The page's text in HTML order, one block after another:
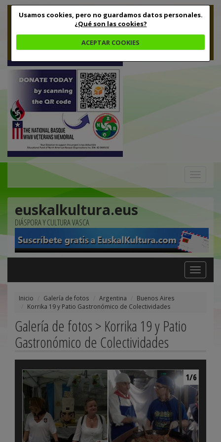
Usamos cookies, pero no guardamos datos personales.
¿Qué son las cookies?
ACEPTAR COOKIES
euskalkultura.eus
DIÁSPORA Y CULTURA VASCA
Toggle
navigation
Inicio Galería de fotos Argentina
Buenos Aires
Korrika 19 y Patio Gastronómico de Colectividades
Galería de fotos > Korrika 19 y Patio
Gastronómico de Colectividades
1/6